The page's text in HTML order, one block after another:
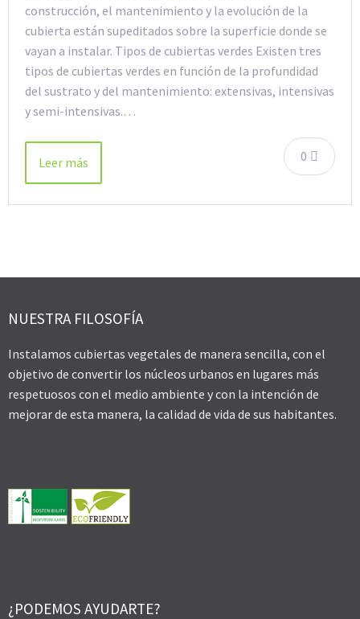
construcción, el mantenimiento y la evolución de la
cubierta están supeditados sobre la superficie donde se
vayan a instalar. Tipos de cubiertas verdes Existen tres
tipos de cubiertas verdes en función de la profundidad
del sustrato y del mantenimiento: extensivas, intensivas
y semi-intensivas.…
0
Leer más
NUESTRA FILOSOFÍA
Instalamos cubiertas vegetales de manera sencilla, con el
objetivo de convertir los núcleos urbanos en lugares más
respetuosos con el medio ambiente y con la intención de
mejorar de esta manera, la calidad de vida de sus habitantes.
¿PODEMOS AYUDARTE?